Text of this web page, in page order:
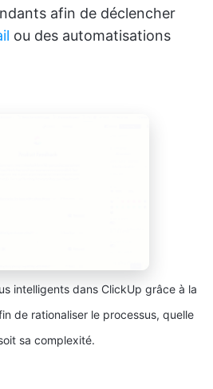
afin de déclencher
ou des automatisations
intelligents dans ClickUp grâce à la
de rationaliser le processus, quelle
sa complexité.